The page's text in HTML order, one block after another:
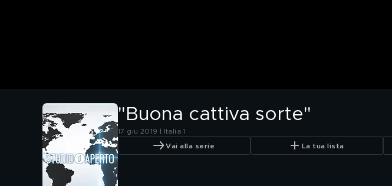
"Buona cattiva sorte"
17 giu 2019 | Italia 1
Vai alla serie La tua lista